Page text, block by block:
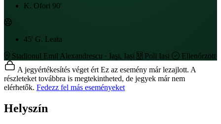
K. Ofori 90'
45' G. Leata
Stadionul Emil Alexandrescu · Iaşi, Iași
Poli Iasi
Ellenőrzött
A jegyértékesítés véget ért Ez az esemény már lezajlott. A
részleteket továbbra is megtekintheted, de jegyek már nem
elérhetők. Fedezz fel más eseményeket
Helyszín